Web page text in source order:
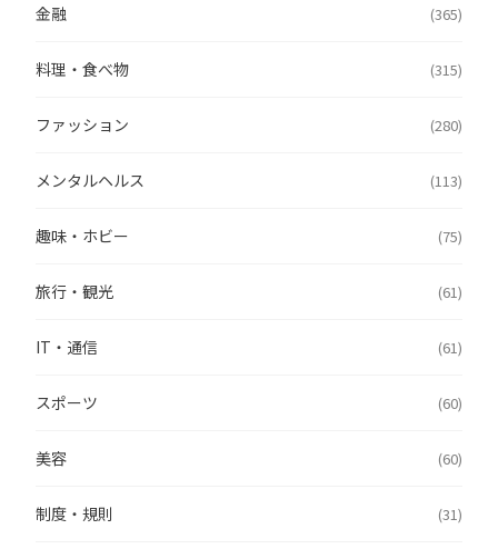
金融 (365)
料理・食べ物 (315)
ファッション (280)
メンタルヘルス (113)
趣味・ホビー (75)
旅行・観光 (61)
IT・通信 (61)
スポーツ (60)
美容 (60)
制度・規則 (31)